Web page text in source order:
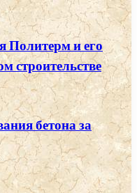
Политерм и его
строительстве
бетона за